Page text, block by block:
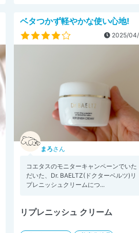
ベタつかず軽やかな使い心地!
2025/
まろさん
コエタスのモニターキャンペーンでいた
だいた、Dr. BAELTZ(ドクターベルツ)リ
プレニッシュクリームにつ...
リプレニッシュ クリーム